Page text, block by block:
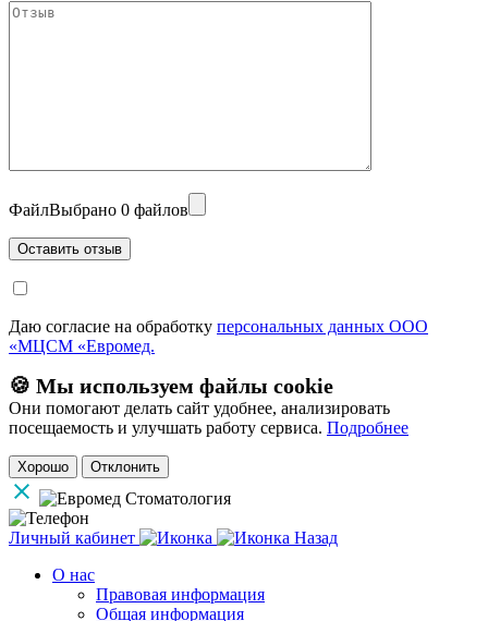
ФайлВыбрано 0 файлов
Даю согласие на обработку персональных данных ООО
«МЦСМ «Евромед.
🍪 Мы используем файлы cookie
Они помогают делать сайт удобнее, анализировать
посещаемость и улучшать работу сервиса. Подробнее
Хорошо Отклонить
Личный кабинет
Назад
О нас
Правовая информация
Общая информация